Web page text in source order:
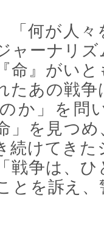
何が人々
ャーナリ
命』がい
たあの戦
か」を問
」を見つ
続けてき
戦争は、
とを訴え